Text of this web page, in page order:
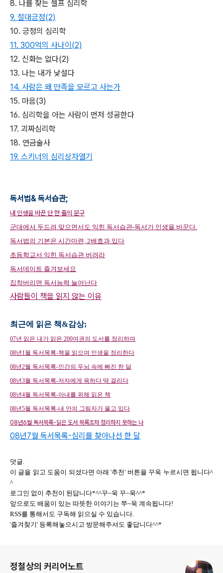
8. 나를 찾는 셀프 심리학
9. 절대긍정(2)
10. 긍정의 심리학
11. 300억의 사나이(2)
12. 신화는 없다(2)
13. 나는 내가 낯설다
14. 사람은 왜 만족을 모르고 사는가
15. 마음(3)
16. 심리학을 아는 사람이 먼저 성공한다
17. 괴짜심리학
18. 연금술사
19. 스키너의 심리상자열기
독서법& 독서습관;
내 인생을 바꾼 단 한 줄의 문구
군대에서 두드려 맞으면서도 익힌 독서습관-독서가 인생을 바꾼다.
독서법의 기본은 시간마련, 2배효과 있다
초등학교서 익힌 독서습관 버려라
독서데이트 즐겨보세요
집착버리면 독서능력 늘어난다
사람들이 책을 읽지 않는 이유
최근에 읽은 책&감상;
07년 읽은 내가 읽은 200여권의 도서를 정리하며
08년1월 독서목록-책을 읽으며 인생을 정리한다
08년2월 독서목록-인간의 두뇌 속에 빠진 한 달
08년3월 독서목록-저자에게 욕하다 딱 걸리다
08년4월 독서목록-아내를 위해 읽은 책
08년5월 독서목록-내 안의 그림자가 울고 있다
08년6월 독서목록-읽은 도서 목록조차 정리하지 못하는 나
08년7월 독서목록-심리를 찾아나선 한 달
덧글.
이 글을 읽고 도움이 되셨다면 아래 '추천' 버튼을 꾸욱 누르시면 됩니다^
^
로그인 없이 추천이 된답니다*^^꾸~욱 꾸~욱^^*
앞으로도 배움이 있는 따뜻한 이야기는 쭈~욱 계속됩니다!
RSS를 통해서도 구독해 읽으실 수 있습니다.
'즐겨찾기' 등록해놓으시고 방문해주셔도 좋답니다^^*
정철상의 커리어노트